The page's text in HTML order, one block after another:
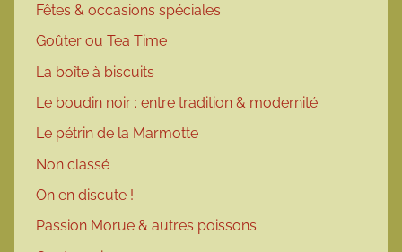
Fêtes & occasions spéciales
Goûter ou Tea Time
La boîte à biscuits
Le boudin noir : entre tradition & modernité
Le pétrin de la Marmotte
Non classé
On en discute !
Passion Morue & autres poissons